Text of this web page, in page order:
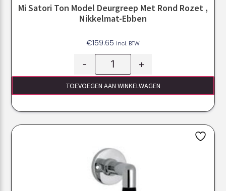
Mi Satori Ton Model Deurgreep Met Rond Rozet ,
Nikkelmat-Ebben
€159.65 Incl. BTW
- +
TOEVOEGEN AAN WINKELWAGEN